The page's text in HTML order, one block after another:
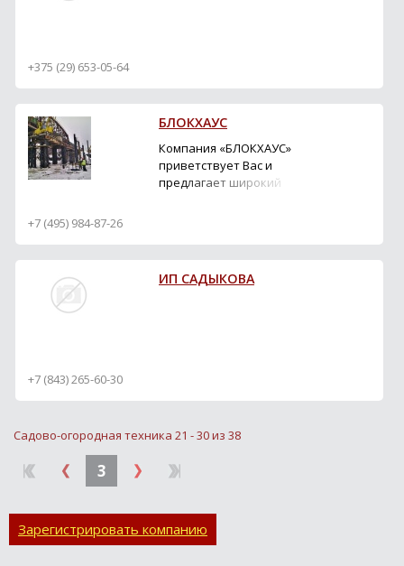
+375 (29) 653-05-64
БЛОКХАУС
Компания «БЛОКХАУС»
приветствует Вас и
предлагает широкий
строительных,
заказ...
+7 (495) 984-87-26
ИП САДЫКОВА
+7 (843) 265-60-30
Садово-огородная техника 21 - 30 из 38
3
Зарегистрировать компанию